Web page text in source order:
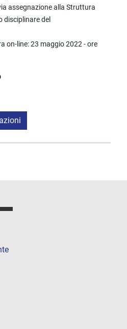
assegnazione alla Struttura
disciplinare del
on-line: 23 maggio 2022 - ore